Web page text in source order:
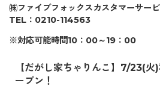
㈱ファイブフォックスカスタマーサー
TEL：0210-114563
※対応可能時間10：00～19：00
【だがし家ちゃりんこ】7/23(火
ープン！